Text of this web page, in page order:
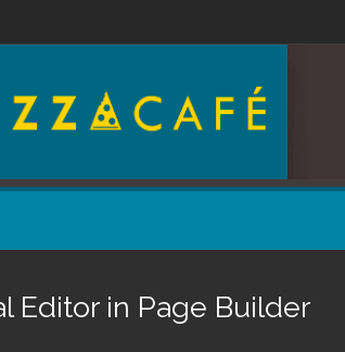
Editor in Page Builder